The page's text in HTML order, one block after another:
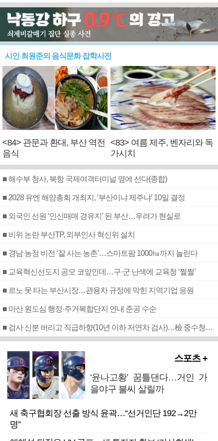
시인 최원준의 음식문화 잡학사전
<84> 관문과 환대, 부산 역전
음식
<83> 여름 제주, 벤자리와 독
가시치
■ 해수부 청사, 북항 국제여객터미널 옆에 선다(종합)
■ 2028 유엔 해양총회 개최지, ‘부산이냐 제주냐’ 10일 결정
■ 외국인 선원 ‘인신매매 경유지’ 된 부산…우려가 현실로
■ 비위 논란 부산TP, 외부인사 혁신위 설치
■ 경남 농정 비전 ‘잘 사는 농촌’…스마트팜 1000㏊까지 늘린다
■ 교육혁신선도지 공모 코앞인데…구·군 난색에 교육청 ‘쩔쩔’
■ 르노 못 타는 부산시장…관용차 규정에 막힌 지역기업 응원
■ 마산 원도심 행정·주거복합단지 연내 준공 수순
■ 검사 신분 버리고 직급하향(10년 이하 저연차 검사)…檢 중수청행 기피
스포츠 +
‘윤나고황’ 꿈틀댄다…거인 가
을야구 불씨 살릴까
새 축구협회장 선출 방식 윤곽…“선거인단 192→2만
명”